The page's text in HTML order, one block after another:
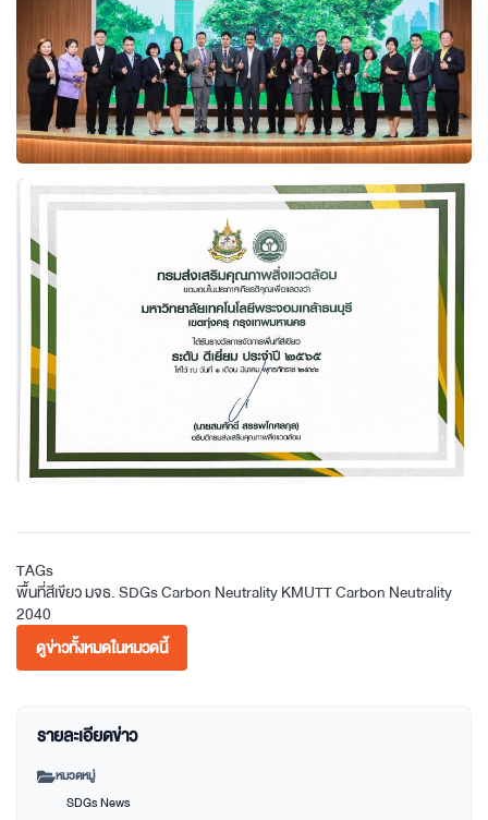
TAGs
พื้นที่สีเขียวมจธ.SDGsCarbon NeutralityKMUTT Carbon Neutrality
2040
ดูข่าวทั้งหมดในหมวดนี้
รายละเอียดข่าว
หมวดหมู่
SDGs News